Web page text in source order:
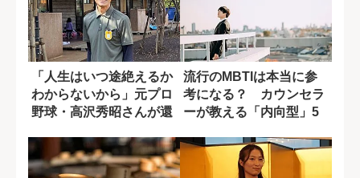
「人生はいつ途絶えるか
わからないから」元プロ
野球・高沢秀昭さんが還
流行のMBTIは本当に参
考になる？ カウンセラ
ーが教える「内向型」5